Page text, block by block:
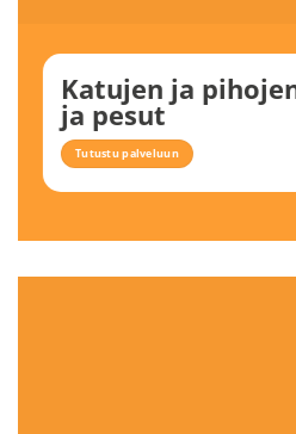
Katujen ja
ja pesut
Tutustu palveluun